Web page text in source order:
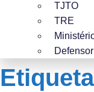
TJTO
TRE